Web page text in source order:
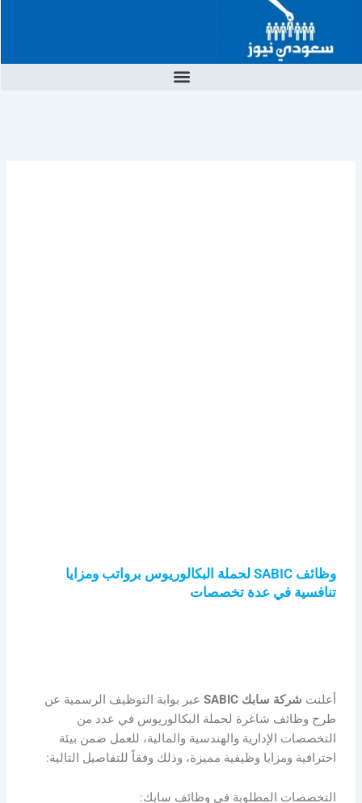
المحتوى
وظائف SABIC لحملة البكالوريوس برواتب ومزايا
تنافسية في عدة تخصصات
أعلنت شركة سابك SABIC
عبر بوابة التوظيف الرسمية عن
طرح وظائف شاغرة لحملة البكالوريوس في عدد من
التخصصات الإدارية والهندسية والمالية، للعمل ضمن بيئة
احترافية ومزايا وظيفية مميزة، وذلك وفقاً للتفاصيل التالية:
التخصصات المطلوبة في وظائف سابك: